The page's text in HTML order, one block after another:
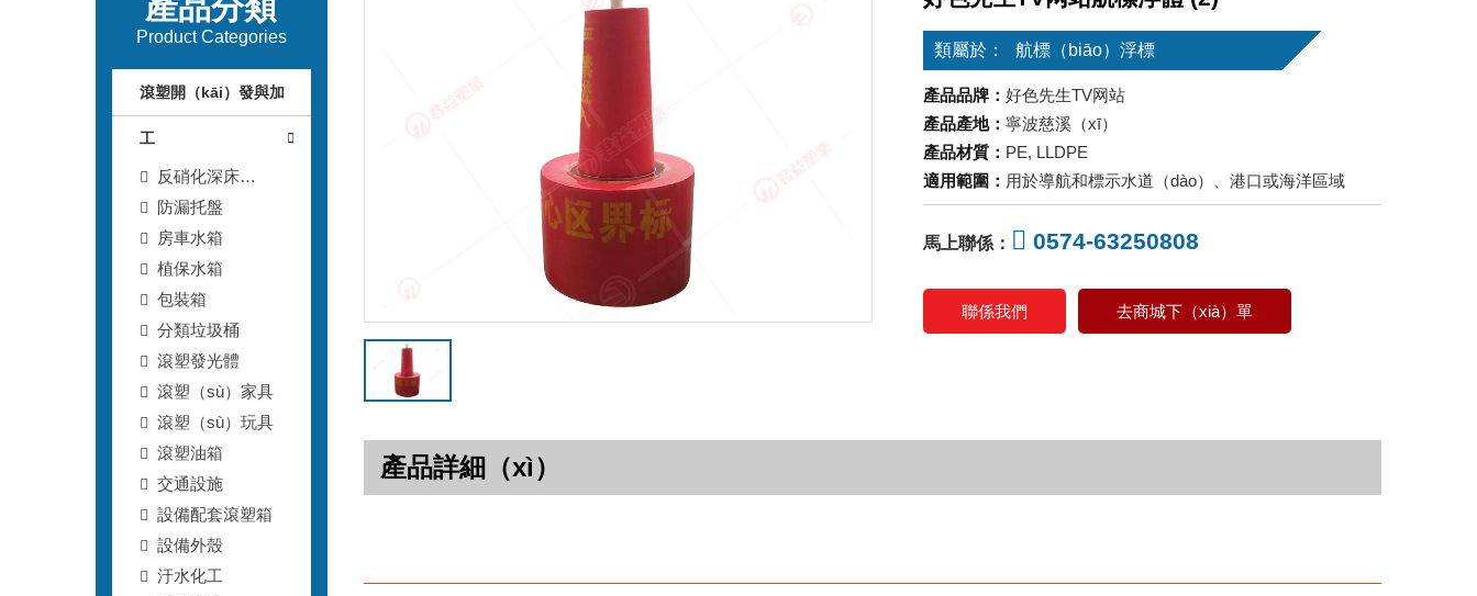
Product Categories
滾塑開（kāi）發與加
工
反硝化深床
（chuáng）濾池T型
濾磚
防漏托盤
房車水箱
植保水箱
包裝箱
分類垃圾桶
滾塑發光體
滾塑（sù）家具
滾塑（sù）玩具
滾塑油箱
交通設施
設備配套滾塑箱
設備外殼
汙水化工
類屬於： 航標（biāo）浮標
產品品牌：好色先生TV网站
產品產地：寧波慈溪（xī）
產品材質： PE, LLDPE
適用範圍： 用於導航和標示水道（dào）、港口或海洋區域
馬上聯係： 0574-63250808
聯係我們 去商城下（xià）單
產品詳細（xì）